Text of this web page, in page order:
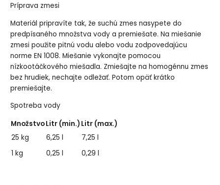
Príprava zmesi
Materiál pripravíte tak, že suchú zmes nasypete do
predpísaného množstva vody a premiešate. Na miešanie
zmesi použite pitnú vodu alebo vodu zodpovedajúcu
norme EN 1008. Miešanie vykonajte pomocou
nízkootáčkového miešadla. Zmiešajte na homogénnu zmes
bez hrudiek, nechajte odležať. Potom opäť krátko
premiešajte.
Spotreba vody
MnožstvoLitr (min.) Litr (max.)
25 kg
6,25 l
7,25 l
1 kg
0,25 l 0,29 l